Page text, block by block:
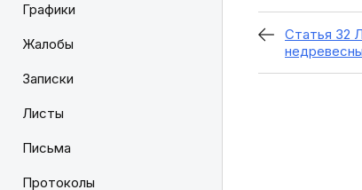
Графики
Жалобы
Записки
Листы
Письма
Протоколы
Статья 32